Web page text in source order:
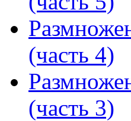
(часть 4)
(часть 3)